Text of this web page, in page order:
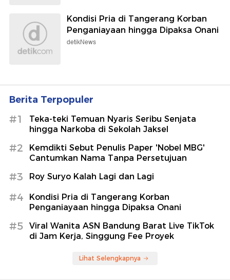
Kondisi Pria di Tangerang Korban
Penganiayaan hingga Dipaksa Onani
detikNews
Berita Terpopuler
#1
Teka-teki Temuan Nyaris Seribu Senjata
hingga Narkoba di Sekolah Jaksel
#2
Kemdikti Sebut Penulis Paper 'Nobel MBG'
Cantumkan Nama Tanpa Persetujuan
#3 Roy Suryo Kalah Lagi dan Lagi
#4
Kondisi Pria di Tangerang Korban
Penganiayaan hingga Dipaksa Onani
#5
Viral Wanita ASN Bandung Barat Live TikTok
di Jam Kerja, Singgung Fee Proyek
Lihat Selengkapnya